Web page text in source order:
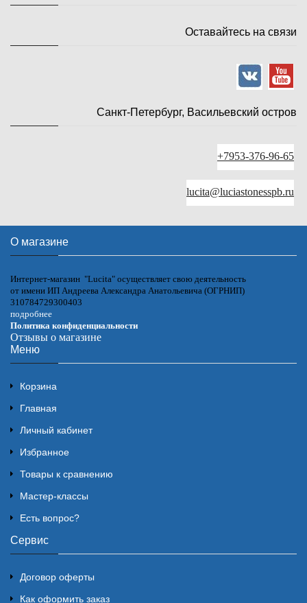
Оставайтесь на связи
Санкт-Петербург, Васильевский остров
+7953-376-96-65
lucita@luciastonesspb.ru
О магазине
Интернет-магазин "Lucita" осуществляет свою деятельность
от имени ИП Андреева Александра Анатольевича (ОГРНИП)
310784729300403
подробнее
Политика конфиденциальности
Отзывы о магазине
Меню
Корзина
Главная
Личный кабинет
Избранное
Товары к сравнению
Мастер-классы
Есть вопрос?
Сервис
Договор оферты
Как оформить заказ